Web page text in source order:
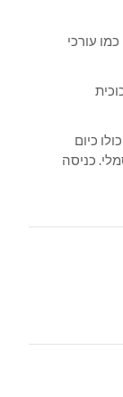
עורכי
כיום
כניסה